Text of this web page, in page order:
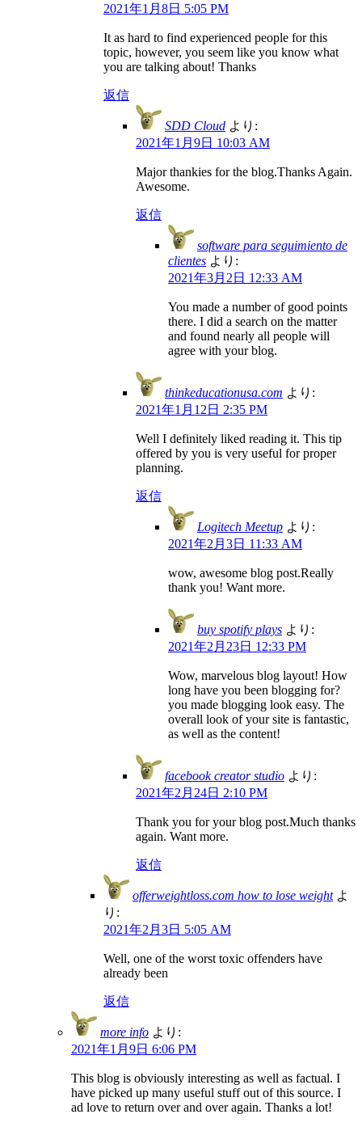
2021年1月8日 5:05 PM
It as hard to find experienced people for this
topic, however, you seem like you know what
you are talking about! Thanks
返信
SDD Cloud より:
2021年1月9日 10:03 AM
Major thankies for the blog.Thanks Again.
Awesome.
返信
software para seguimiento de
clientes より:
2021年3月2日 12:33 AM
You made a number of good points
there. I did a search on the matter
and found nearly all people will
agree with your blog.
thinkeducationusa.com より:
2021年1月12日 2:35 PM
Well I definitely liked reading it. This tip
offered by you is very useful for proper
planning.
返信
Logitech Meetup より:
2021年2月3日 11:33 AM
wow, awesome blog post.Really
thank you! Want more.
buy spotify plays より:
2021年2月23日 12:33 PM
Wow, marvelous blog layout! How
long have you been blogging for?
you made blogging look easy. The
overall look of your site is fantastic,
as well as the content!
facebook creator studio より:
2021年2月24日 2:10 PM
Thank you for your blog post.Much thanks
again. Want more.
返信
offerweightloss.com how to lose weight よ
り:
2021年2月3日 5:05 AM
Well, one of the worst toxic offenders have
already been
返信
more info より:
2021年1月9日 6:06 PM
This blog is obviously interesting as well as factual. I
have picked up many useful stuff out of this source. I
ad love to return over and over again. Thanks a lot!